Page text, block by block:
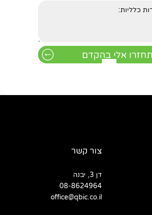
צור קשר
דן 3, יבנה
08-8624964
office@qbic.co.il